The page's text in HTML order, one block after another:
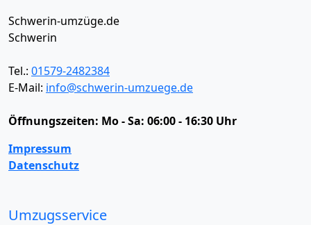
Schwerin-umzüge.de
Schwerin
Tel.: 01579-2482384
E-Mail: info@schwerin-umzuege.de
Öffnungszeiten: Mo - Sa: 06:00 - 16:30 Uhr
Impressum
Datenschutz
Umzugsservice